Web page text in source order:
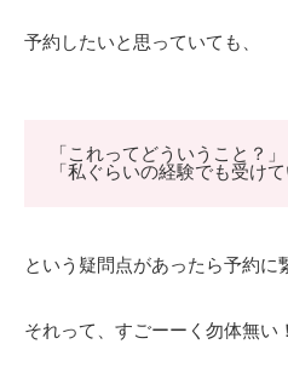
予約したいと思っていても、
「これってどういうこと？」
「私ぐらいの経験でも受けて
という疑問点があったら予約に
それって、すごーーく勿体無い